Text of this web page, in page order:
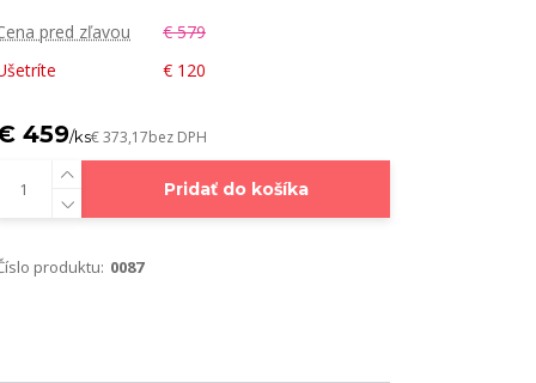
pred zľavou
€ 579
€ 120
459/ks€ 373,17bez DPH
Pridať do košíka
produktu: 0087